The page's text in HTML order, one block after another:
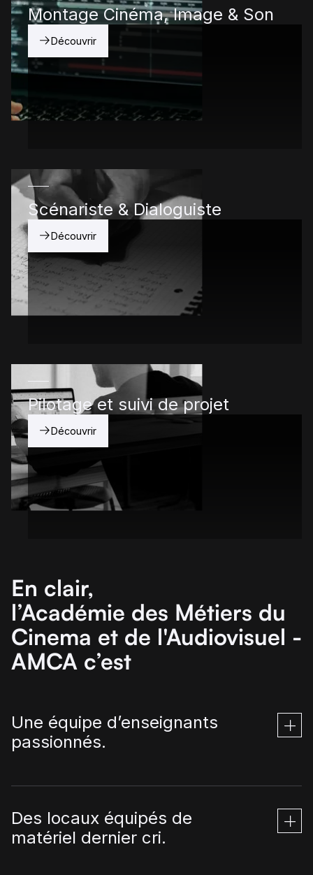
Montage Cinéma, Image & Son
Découvrir
Scénariste & Dialoguiste
Découvrir
Pilotage et suivi de projet
Découvrir
En clair,
l’Académie des Métiers du
Cinema et de l'Audiovisuel -
AMCA c’est
Une équipe d’enseignants
passionnés.
Des locaux équipés de
matériel dernier cri.